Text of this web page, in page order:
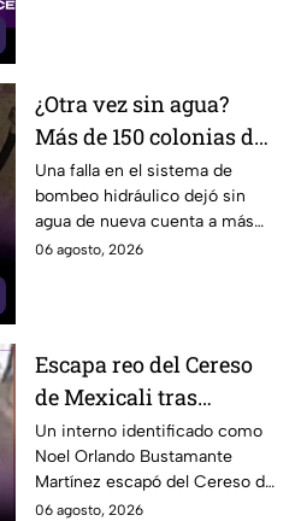
¿Otra vez sin agua?
Más de 150 colonias de
Tijuana enfrentan
cortes por falla de
CESPT
Una falla en el sistema de
bombeo hidráulico dejó sin
agua de nueva cuenta a más
de 150 colonias de Tijuana,
06 agosto, 2026
Escapa reo del Cereso
de Mexicali tras
audiencia inicial; fue
localizado horas
después
Un interno identificado como
Noel Orlando Bustamante
Martínez escapó del Cereso de
Mexicali tras una audiencia
06 agosto, 2026